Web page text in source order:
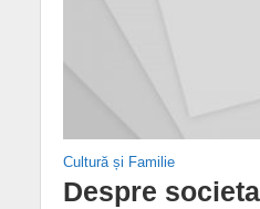
Cultură și Familie
Despre